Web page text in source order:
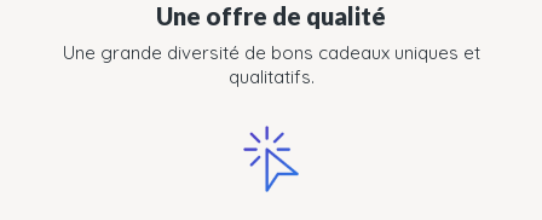
Une offre de qualité
Une grande diversité de bons cadeaux uniques et
qualitatifs.